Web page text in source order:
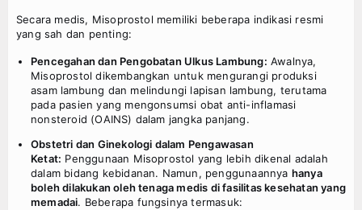
Secara medis, Misoprostol memiliki beberapa indikasi resmi
yang sah dan penting:
Pencegahan dan Pengobatan Ulkus Lambung: Awalnya,
Misoprostol dikembangkan untuk mengurangi produksi
asam lambung dan melindungi lapisan lambung, terutama
pada pasien yang mengonsumsi obat anti-inflamasi
nonsteroid (OAINS) dalam jangka panjang.
Obstetri dan Ginekologi dalam Pengawasan
Ketat: Penggunaan Misoprostol yang lebih dikenal adalah
dalam bidang kebidanan. Namun, penggunaannya hanya
boleh dilakukan oleh tenaga medis di fasilitas kesehatan yang
memadai. Beberapa fungsinya termasuk: